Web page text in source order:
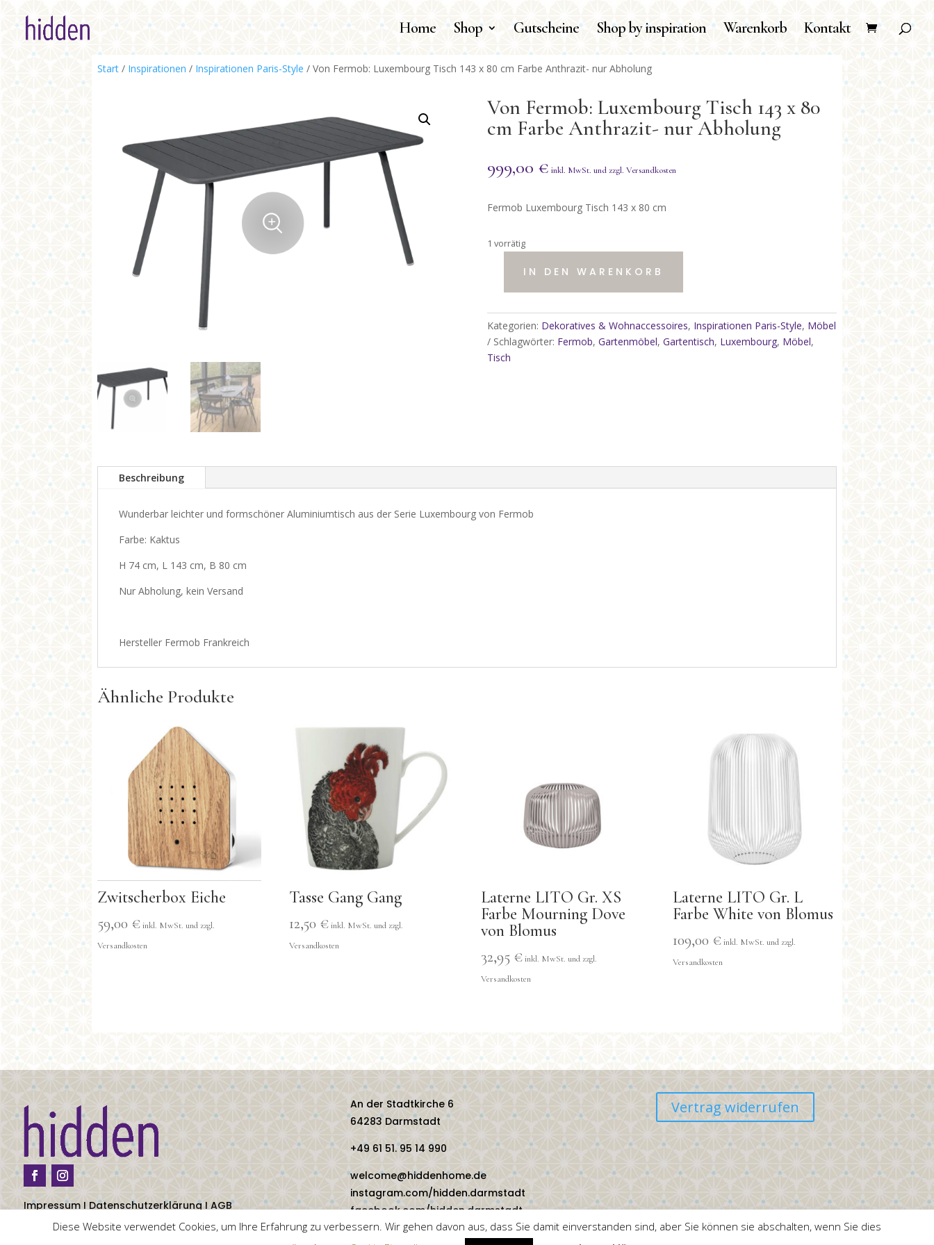
Home Shop Gutscheine Shop by inspiration Warenkorb Kontakt
Start / Inspirationen / Inspirationen Paris-Style / Von Fermob: Luxembourg Tisch 143 x 80 cm Farbe Anthrazit- nur Abholung
Von Fermob: Luxembourg Tisch 143 x 80
cm Farbe Anthrazit- nur Abholung
999,00 €
Fermob Luxembourg Tisch 143 x 80 cm
1 vorrätig
Fermob:
Luxembourg
Tisch
143
x
Menge
IN DEN WARENKORB
Kategorien: Dekoratives & Wohnaccessoires, Inspirationen Paris-Style, Möbel
Schlagwörter: Fermob,Gartenmöbel,Gartentisch, Luxembourg, Möbel,
Tisch
Beschreibung
Wunderbar leichter und formschöner Aluminiumtisch aus der Serie Luxembourg von Fermob
Farbe: Kaktus
H 74 cm, L 143 cm, B 80 cm
Nur Abholung, kein Versand
Hersteller Fermob Frankreich
Ähnliche Produkte
Zwitscherbox Eiche
59,00 €
Tasse Gang Gang
12,50 €
Laterne LITO Gr. XS
Farbe Mourning Dove
von Blomus
32,95 €
Laterne LITO Gr. L
Farbe White von Blomus
109,00 €
ImpressumI Datenschutzerklärung I AGB
An der Stadtkirche 6
64283 Darmstadt
+49 61 51. 95 14 990
welcome@hiddenhome.de
instagram.com/hidden.darmstadt
facebook.com/hidden.darmstadt
Vertrag widerrufen
Diese Website verwendet Cookies, um Ihre Erfahrung zu verbessern. Wir gehen davon aus, dass Sie damit einverstanden sind, aber Sie können sie abschalten, wenn Sie dies